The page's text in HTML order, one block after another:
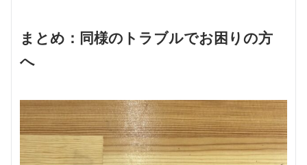
まとめ：同様のトラブルでお困りの方
へ